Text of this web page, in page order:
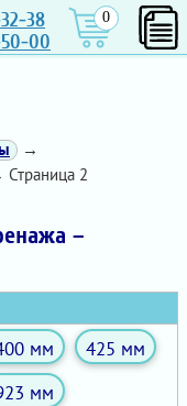
38
00
0
→
Страница 2
–
мм
425 мм
мм